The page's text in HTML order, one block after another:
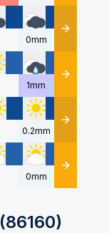
0mm Détails
1mm Détails
0.2mm Détails
0mm Détails
(86160)